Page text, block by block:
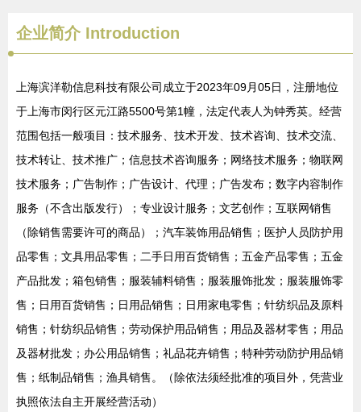
企业简介 Introduction
上海滨洋勒信息科技有限公司成立于2023年09月05日，注册地位
于上海市闵行区元江路5500号第1幢，法定代表人为钟秀英。经营
范围包括一般项目：技术服务、技术开发、技术咨询、技术交流、
技术转让、技术推广；信息技术咨询服务；网络技术服务；物联网
技术服务；广告制作；广告设计、代理；广告发布；数字内容制作
服务（不含出版发行）；专业设计服务；文艺创作；互联网销售
（除销售需要许可的商品）；汽车装饰用品销售；医护人员防护用
品零售；文具用品零售；二手日用百货销售；五金产品零售；五金
产品批发；箱包销售；服装辅料销售；服装服饰批发；服装服饰零
售；日用百货销售；日用品销售；日用家电零售；针纺织品及原料
销售；针纺织品销售；劳动保护用品销售；用品及器材零售；用品
及器材批发；办公用品销售；礼品花卉销售；特种劳动防护用品销
售；纸制品销售；渔具销售。（除依法须经批准的项目外，凭营业
执照依法自主开展经营活动）